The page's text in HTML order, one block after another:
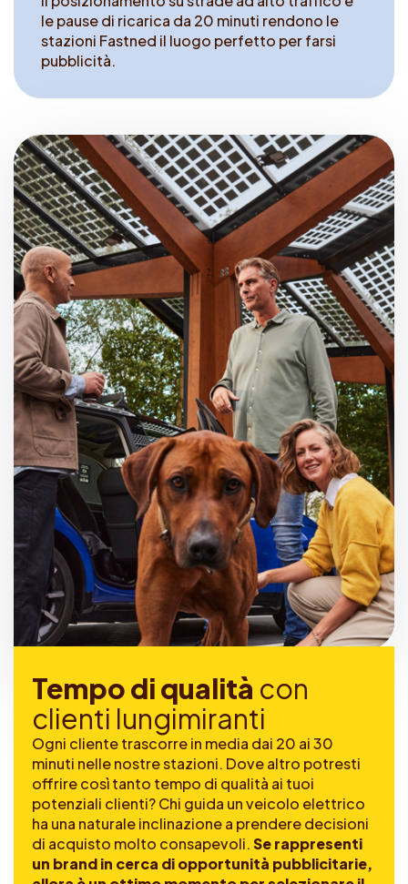
le pause di ricarica da 20 minuti rendono le
stazioni Fastned il luogo perfetto per farsi
pubblicità.
Tempodiqualità con
clienti lungimiranti
Ogni cliente trascorre in media dai 20 ai 30
minuti nelle nostre stazioni. Dove altro potresti
offrire così tanto tempo di qualità ai tuoi
potenziali clienti? Chi guida un veicolo elettrico
ha una naturale inclinazione a prendere decisioni
di acquisto molto consapevoli.Se rappresenti
un brand in cerca di opportunità pubblicitarie,